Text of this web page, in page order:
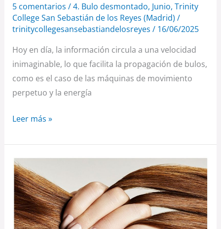
5 comentarios /4. Bulo desmontado, Junio, Trinity
College San Sebastián de los Reyes (Madrid) /
trinitycollegesansebastiandelosreyes / 16/06/2025
Hoy en día, la información circula a una velocidad
inimaginable, lo que facilita la propagación de bulos,
como es el caso de las máquinas de movimiento
perpetuo y la energía
Leer más »
¿SABÍAS
QUE
SIN
COLÁGENO
TE